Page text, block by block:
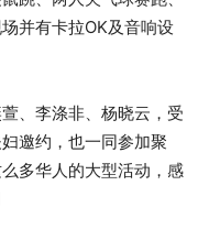
并有卡拉OK及音响设
、李涤非、杨晓云，受
邀约，也一同参加聚
多华人的大型活动，感